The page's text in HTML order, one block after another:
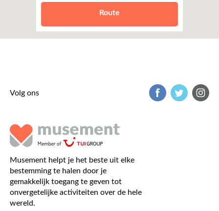
Route
Volg ons
Musement helpt je het beste uit elke
bestemming te halen door je
gemakkelijk toegang te geven tot
onvergetelijke activiteiten over de hele
wereld.